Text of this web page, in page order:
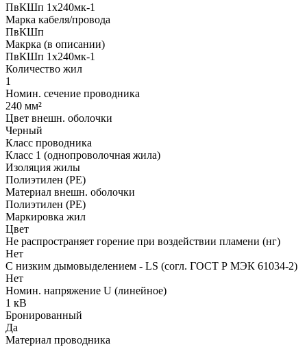
ПвКШп 1x240мк-1
Марка кабеля/провода
ПвКШп
Макрка (в описании)
ПвКШп 1x240мк-1
Количество жил
1
Номин. сечение проводника
240 мм²
Цвет внешн. оболочки
Черный
Класс проводника
Класс 1 (однопроволочная жила)
Изоляция жилы
Полиэтилен (PE)
Материал внешн. оболочки
Полиэтилен (PE)
Маркировка жил
Цвет
Не распространяет горение при воздействии пламени (нг)
Нет
С низким дымовыделением - LS (согл. ГОСТ Р МЭК 61034-2)
Нет
Номин. напряжение U (линейное)
1 кВ
Бронированный
Да
Материал проводника